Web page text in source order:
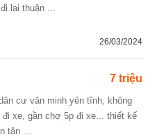
lại thuận ...
26/03/2024
7 triệu
xe, gần chợ 5p đi xe... thiết kế
tân ...